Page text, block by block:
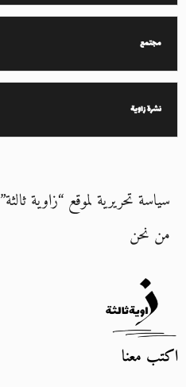
مجتمع
نشرة زاوية
سياسة تحريرية لموقع “زاوية ثالثة”
من نحن
اكتب معنا